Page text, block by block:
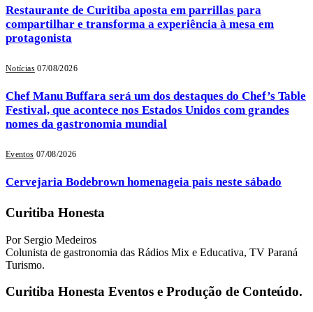
Restaurante de Curitiba aposta em parrillas para
compartilhar e transforma a experiência à mesa em
protagonista
Notícias 07/08/2026
Chef Manu Buffara será um dos destaques do Chef’s Table
Festival, que acontece nos Estados Unidos com grandes
nomes da gastronomia mundial
Eventos 07/08/2026
Cervejaria Bodebrown homenageia pais neste sábado
Curitiba Honesta
Por Sergio Medeiros
Colunista de gastronomia das Rádios Mix e Educativa, TV Paraná
Turismo.
Curitiba Honesta Eventos e Produção de Conteúdo.